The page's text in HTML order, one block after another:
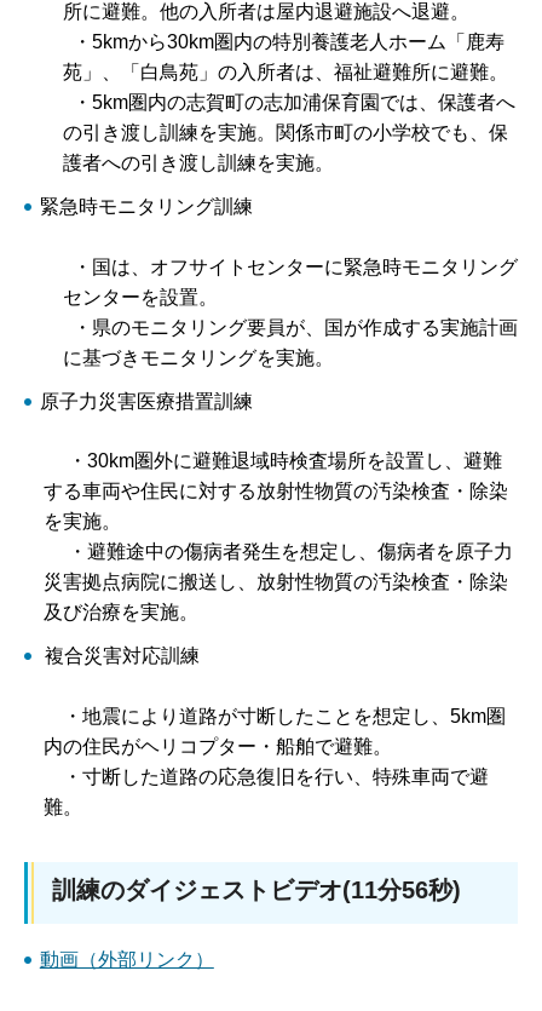
所に避難。他の入所者は屋内退避施設へ退避。
・5kmから30km圏内の特別養護老人ホーム「鹿寿
苑」、「白鳥苑」の入所者は、福祉避難所に避難。
・5km圏内の志賀町の志加浦保育園では、保護者へ
の引き渡し訓練を実施。関係市町の小学校でも、保
護者への引き渡し訓練を実施。
緊急時モニタリング訓練
・国は、オフサイトセンターに緊急時モニタリング
センターを設置。
・県のモニタリング要員が、国が作成する実施計画
に基づきモニタリングを実施。
原子力災害医療措置訓練
・30km圏外に避難退域時検査場所を設置し、避難
する車両や住民に対する放射性物質の汚染検査・除染
を実施。
・避難途中の傷病者発生を想定し、傷病者を原子力
災害拠点病院に搬送し、放射性物質の汚染検査・除染
及び治療を実施。
複合災害対応訓練
・地震により道路が寸断したことを想定し、5km圏
内の住民がヘリコプター・船舶で避難。
・寸断した道路の応急復旧を行い、特殊車両で避
難。
訓練のダイジェストビデオ(11分56秒)
動画（外部リンク）